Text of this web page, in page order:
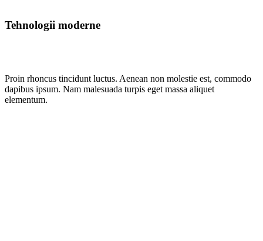
Tehnologii moderne
Proin rhoncus tincidunt luctus. Aenean non molestie est, commodo
dapibus ipsum. Nam malesuada turpis eget massa aliquet
elementum.